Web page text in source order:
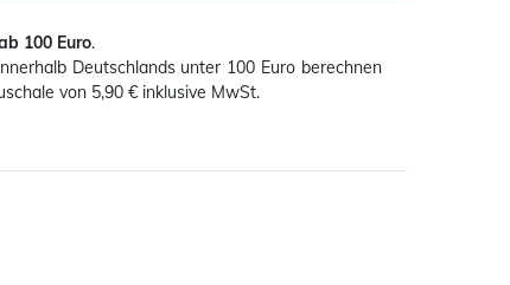
100 Euro.
Deutschlands unter 100 Euro berechnen
von 5,90 € inklusive MwSt.